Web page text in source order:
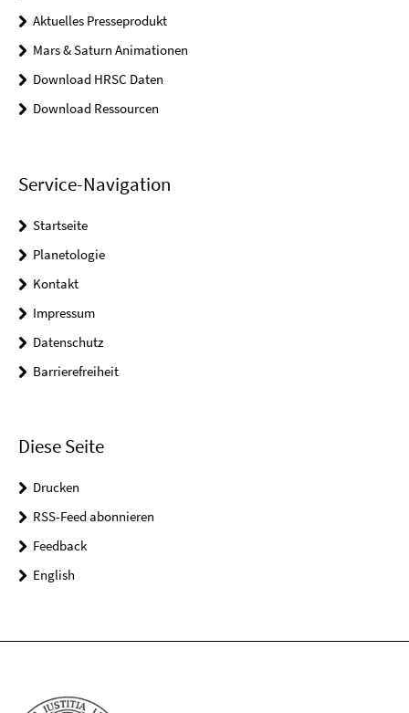
Aktuelles Presseprodukt
Mars & Saturn Animationen
Download HRSC Daten
Download Ressourcen
Service-Navigation
Startseite
Planetologie
Kontakt
Impressum
Datenschutz
Barrierefreiheit
Diese Seite
Drucken
RSS-Feed abonnieren
Feedback
English